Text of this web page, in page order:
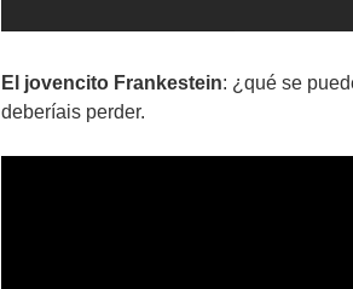
El jovencito Frankestein: ¿qué se
deberíais perder.